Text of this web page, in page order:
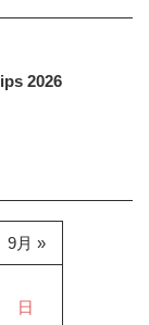
2026
日
9月 »